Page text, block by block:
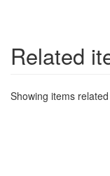
Related
Showing items